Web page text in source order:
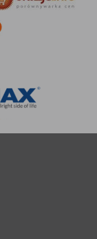
może wpłynąć